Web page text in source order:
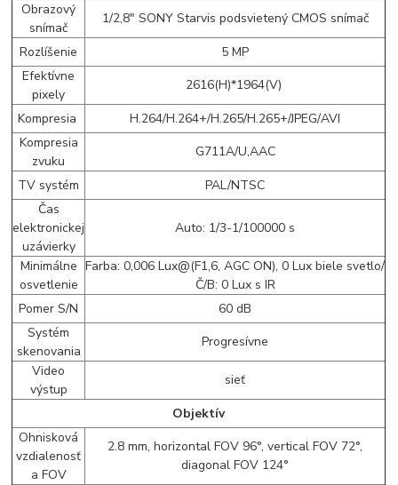
Obrazový
snímač
1/2,8" SONY Starvis podsvietený CMOS snímač
Rozlíšenie
5 MP
Efektívne
pixely
2616(H)*1964(V)
Kompresia
H.264/H.264+/H.265/H.265+/JPEG/AVI
Kompresia
zvuku
G711A/U,AAC
TV systém
PAL/NTSC
Čas
elektronickej
uzávierky
Auto: 1/3-1/100000 s
Minimálne
osvetlenie
Farba: 0,006 Lux@(F1,6, AGC ON), 0 Lux biele svetlo/
Č/B: 0 Lux s IR
Pomer S/N
60 dB
Systém
skenovania
Progresívne
Video
výstup
sieť
Objektív
Ohnisková
vzdialenosť
a FOV
2.8 mm, horizontal FOV 96°, vertical FOV 72°,
diagonal FOV 124°